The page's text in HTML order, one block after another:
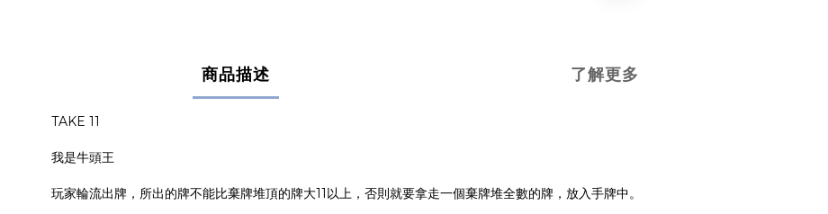
商品描述 了解更多
TAKE 11
我是牛頭王
玩家輪流出牌，所出的牌不能比棄牌堆頂的牌大11以上，否則就要拿走一個棄牌堆全數的牌，放入手牌中。